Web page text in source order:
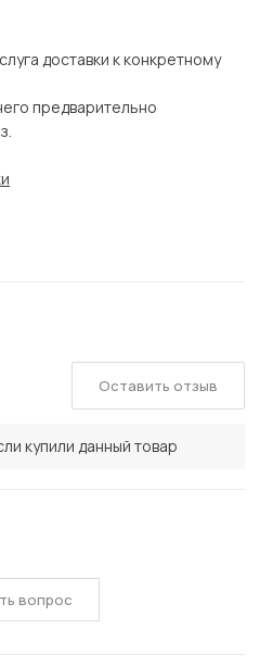
доставки к конкретному
предварительно
купили данный товар
Оставить отзыв
вопрос